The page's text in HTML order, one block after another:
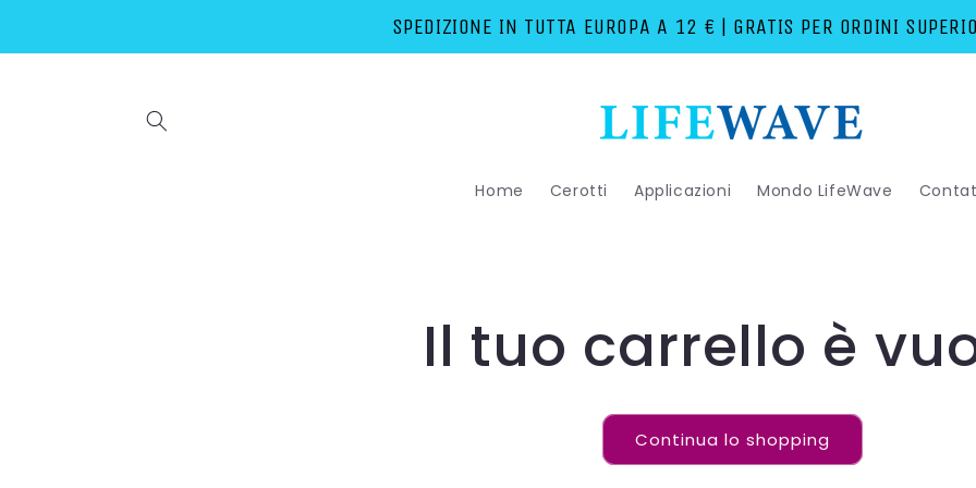
SPEDIZIONE IN TUTTA EUROPA A 12 € | GRATIS PER ORDINI
Home Cerotti Applicazioni Mondo LifeWave
Il tuo carrello è
Continua lo shopping